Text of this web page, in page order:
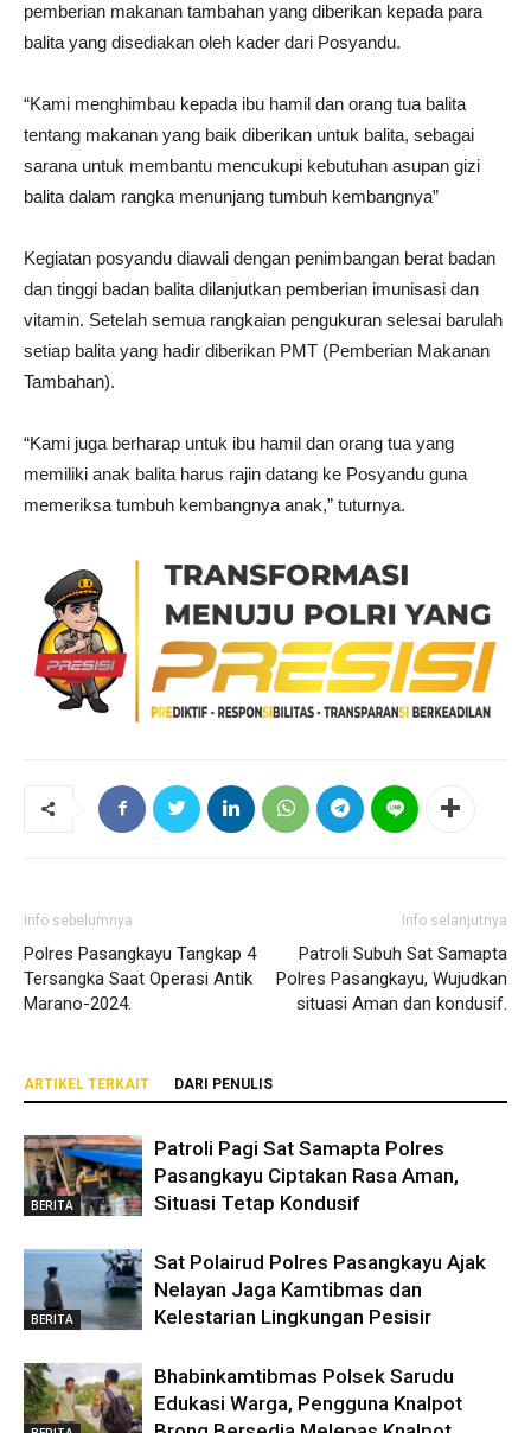
pemberian makanan tambahan yang diberikan kepada para
balita yang disediakan oleh kader dari Posyandu.
“Kami menghimbau kepada ibu hamil dan orang tua balita
tentang makanan yang baik diberikan untuk balita, sebagai
sarana untuk membantu mencukupi kebutuhan asupan gizi
balita dalam rangka menunjang tumbuh kembangnya”
Kegiatan posyandu diawali dengan penimbangan berat badan
dan tinggi badan balita dilanjutkan pemberian imunisasi dan
vitamin. Setelah semua rangkaian pengukuran selesai barulah
setiap balita yang hadir diberikan PMT (Pemberian Makanan
Tambahan).
“Kami juga berharap untuk ibu hamil dan orang tua yang
memiliki anak balita harus rajin datang ke Posyandu guna
memeriksa tumbuh kembangnya anak,” tuturnya.
Info sebelumnya
Polres Pasangkayu Tangkap 4
Tersangka Saat Operasi Antik
Marano-2024.
Info selanjutnya
Patroli Subuh Sat Samapta
Polres Pasangkayu, Wujudkan
situasi Aman dan kondusif.
ARTIKEL TERKAIT DARI PENULIS
BERITA
Patroli Pagi Sat Samapta Polres
Pasangkayu Ciptakan Rasa Aman,
Situasi Tetap Kondusif
BERITA
Sat Polairud Polres Pasangkayu Ajak
Nelayan Jaga Kamtibmas dan
Kelestarian Lingkungan Pesisir
Bhabinkamtibmas Polsek Sarudu
Edukasi Warga, Pengguna Knalpot